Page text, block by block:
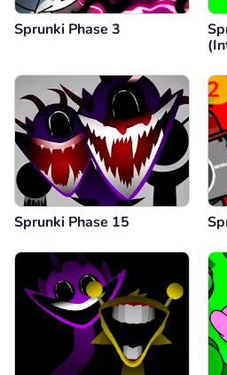
Sprunki Phase 3
Sprunki Phase 15